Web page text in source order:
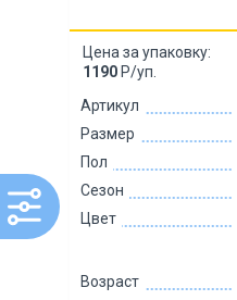
Артикул
Размер
Пол
Сезон
Цвет
Возраст
Цена за упаковку:
1190 Р/уп.